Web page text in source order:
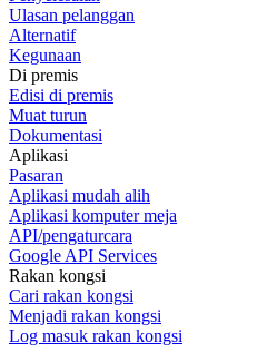
Ulasan pelanggan
Alternatif
Kegunaan
Di premis
Edisi di premis
Muat turun
Dokumentasi
Aplikasi
Pasaran
Aplikasi mudah alih
Aplikasi komputer meja
API/pengaturcara
Google API Services
Rakan kongsi
Cari rakan kongsi
Menjadi rakan kongsi
Log masuk rakan kongsi